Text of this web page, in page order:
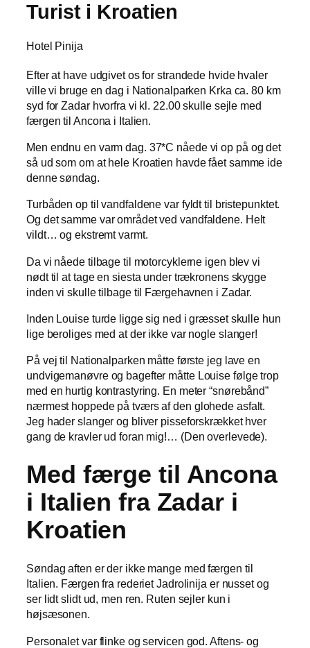
Turist i Kroatien
Hotel Pinija
Efter at have udgivet os for strandede hvide hvaler
ville vi bruge en dag i Nationalparken Krka ca. 80 km
syd for Zadar hvorfra vi kl. 22.00 skulle sejle med
færgen til Ancona i Italien.
Men endnu en varm dag. 37*C nåede vi op på og det
så ud som om at hele Kroatien havde fået samme ide
denne søndag.
Turbåden op til vandfaldene var fyldt til bristepunktet.
Og det samme var området ved vandfaldene. Helt
vildt… og ekstremt varmt.
Da vi nåede tilbage til motorcyklerne igen blev vi
nødt til at tage en siesta under trækronens skygge
inden vi skulle tilbage til Færgehavnen i Zadar.
Inden Louise turde ligge sig ned i græsset skulle hun
lige beroliges med at der ikke var nogle slanger!
På vej til Nationalparken måtte første jeg lave en
undvigemanøvre og bagefter måtte Louise følge trop
med en hurtig kontrastyring. En meter “snørebånd”
nærmest hoppede på tværs af den glohede asfalt.
Jeg hader slanger og bliver pisseforskrækket hver
gang de kravler ud foran mig!… (Den overlevede).
Med færge til Ancona
i Italien fra Zadar i
Kroatien
Søndag aften er der ikke mange med færgen til
Italien. Færgen fra rederiet Jadrolinija er nusset og
ser lidt slidt ud, men ren. Ruten sejler kun i
højsæsonen.
Personalet var flinke og servicen god. Aftens- og